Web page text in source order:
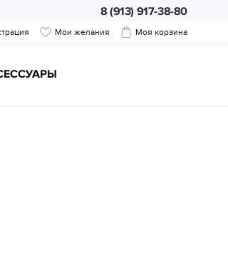
Мои желания Моя корзина
8 (913) 917-38-80